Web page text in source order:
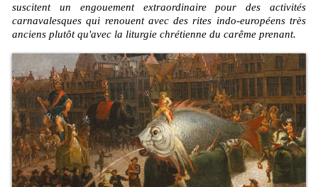
suscitent un engouement extraordinaire pour des activités
carnavalesques qui renouent avec des rites indo-européens très
anciens plutôt qu'avec la liturgie chrétienne du carême prenant.